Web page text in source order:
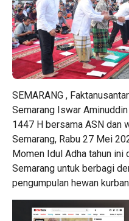
SEMARANG ,
Semarang Iswar
1447 H bersama ASN dan
Semarang, Rabu 27 Mei
Momen Idul Adha tahun ini
Semarang untuk berbagi
pengumpulan hewan